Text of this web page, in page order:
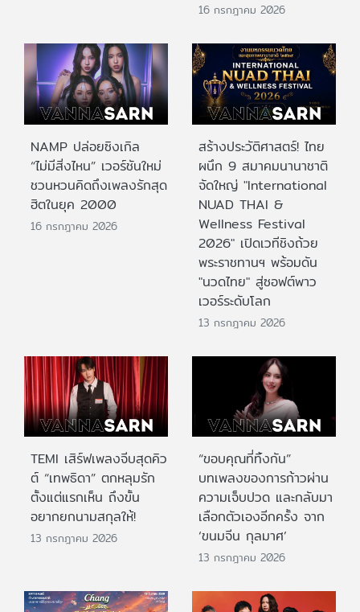
16 กรกฎาคม 2026
NAMP ปล่อยซิงเกิล
“ไม่มีสิ่งไหน” เวอร์ชันใหม่
ชวนหวนคิดถึงเพลงรักสุด
ฮิตในยุค 2000
16 กรกฎาคม 2026
สร้างประวัติศาสตร์! ไทย
ผนึก 9 สมาคมนานาชาติ
จัดใหญ่ "International
NUAD THAI &
Wellness Festival
2026" เปิดเวทีชิงถ้วย
พระราชทานฯ พร้อมดัน
"นวดไทย" สู่ซอฟต์พาว
เวอร์ระดับโลก
13 กรกฎาคม 2026
TEMI เสิร์ฟเพลงจีบสุดคิว
ต์ “เทพธิดา” ตกหลุมรัก
ตั้งแต่แรกเห็น ถึงขั้น
อยากยกนามสกุลให้!
13 กรกฎาคม 2026
“ขอบคุณที่ทิ้งกัน”
บทเพลงของการก้าวผ่าน
ความเจ็บปวด และกลับมา
เลือกตัวเองอีกครั้ง จาก
‘ขนมจีน กุลมาศ’
13 กรกฎาคม 2026